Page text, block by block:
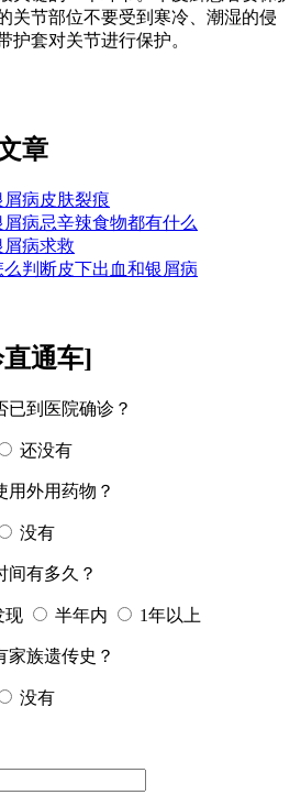
关节部位不要受到寒冷、潮湿的侵
护套对关节进行保护。
章
屑病皮肤裂痕
屑病忌辛辣食物都有什么
屑病求救
么判断皮下出血和银屑病
通车]
已到医院确诊？
还没有
用外用药物？
没有
间有多久？
现 半年内 1年以上
家族遗传史？
没有